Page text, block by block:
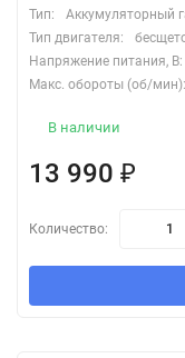
Тип:
Аккумуляторный
Тип двигателя:
Напряжение питания, В:
Макс. обороты (об/мин):
В наличии
13 990 ₽
Количество: